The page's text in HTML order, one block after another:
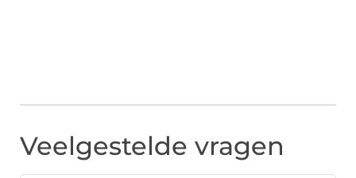
Veelgestelde vragen